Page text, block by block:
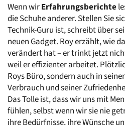
Wenn wir Erfahrungsberichte
die Schuhe anderer. Stellen Sie
Technik-Guru ist, schreibt über
neuen Gadget. Roy erzählt, wie
verändert hat – er trinkt jetzt
weil er effizienter arbeitet.
Roys Büro, sondern auch in
Verbrauch und seiner
Das Tolle ist, dass wir uns mit
fühlen, selbst wenn wir sie nie
ihre Bedürfnisse, ihre Wünsche